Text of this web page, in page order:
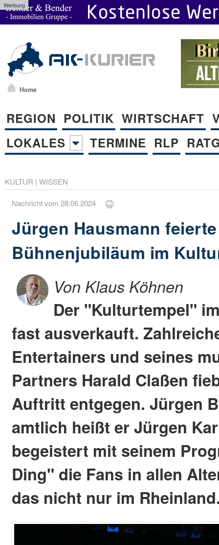
Werbung
Home
REGION POLITIK WIRTSCHAFT
LOKALES
TERMINE RLP
KULTUR | WISSEN
Nachricht vom 28.06.2024
Jürgen Hausmann
Bühnenjubiläum im
Von Klaus Köhnen
Der "Kulturtempel"
fast ausverkauft.
Entertainers und seines
Partners Harald Claßen
Auftritt entgegen. Jürgen
amtlich heißt er Jürgen
begeistert mit seinem
Ding" die Fans in allen
das nicht nur im